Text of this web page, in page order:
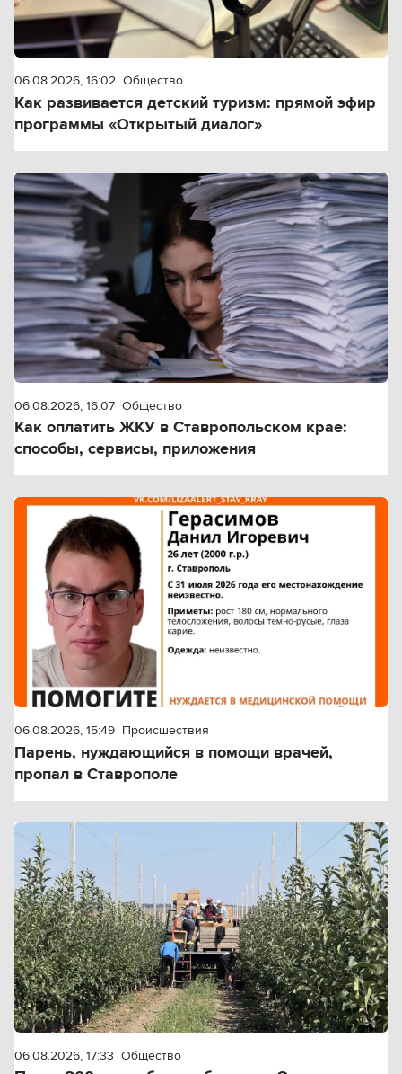
06.08.2026, 16:02 Общество
Как развивается детский туризм: прямой эфир
программы «Открытый диалог»
06.08.2026, 16:07 Общество
Как оплатить ЖКУ в Ставропольском крае:
способы, сервисы, приложения
06.08.2026, 15:49 Происшествия
Парень, нуждающийся в помощи врачей,
пропал в Ставрополе
06.08.2026, 17:33 Общество